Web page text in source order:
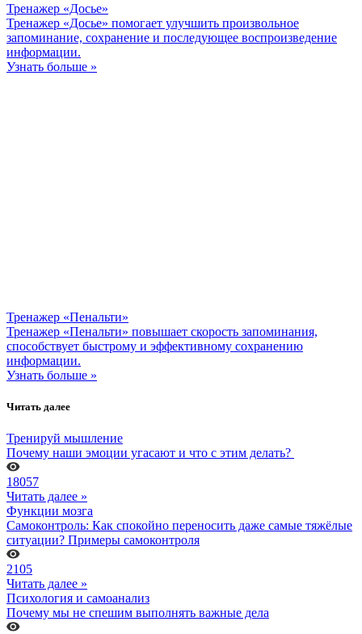
Тренажер «Досье»
Тренажер «Досье» помогает улучшить произвольное
запоминание, сохранение и последующее воспроизведение
информации.
Узнать больше »
Тренажер «Пенальти»
Тренажер «Пенальти» повышает скорость запоминания,
способствует быстрому и эффективному сохранению
информации.
Узнать больше »
Читать далее
Тренируй мышление
Почему наши эмоции угасают и что с этим делать?
18057
Читать далее »
Функции мозга
Самоконтроль: Как спокойно переносить даже самые тяжёлые
ситуации? Примеры самоконтроля
2105
Читать далее »
Психология и самоанализ
Почему мы не спешим выполнять важные дела